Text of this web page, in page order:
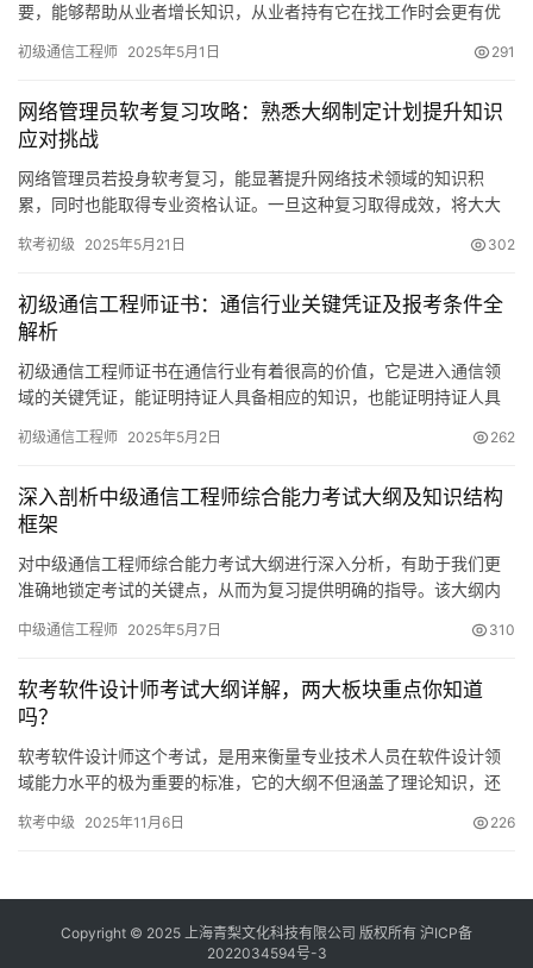
要，能够帮助从业者增长知识，从业者持有它在找工作时会更有优
初级通信工程师 2025年5月1日 291
网络管理员软考复习攻略：熟悉大纲制定计划提升知识
应对挑战
网络管理员若投身软考复习，能显著提升网络技术领域的知识积
累，同时也能取得专业资格认证。一旦这种复习取得成效，将大大
下来
软考初级 2025年5月21日 302
初级通信工程师证书：通信行业关键凭证及报考条件全
解析
初级通信工程师证书在通信行业有着很高的价值，它是进入通信领
域的关键凭证，能证明持证人具备相应的知识，也能证明持证人具
初级通信工程师 2025年5月2日 262
深入剖析中级通信工程师综合能力考试大纲及知识结构
框架
对中级通信工程师综合能力考试大纲进行深入分析，有助于我们更
准确地锁定考试的关键点，从而为复习提供明确的指导。该大纲内
中级通信工程师 2025年5月7日 310
软考软件设计师考试大纲详解，两大板块重点你知道
吗？
软考软件设计师这个考试，是用来衡量专业技术人员在软件设计领
域能力水平的极为重要的标准，它的大纲不但涵盖了理论知识，还
软考中级 2025年11月6日 226
Copyright © 2025 上海青梨文化科技有限公司 版权所有 沪ICP备
2022034594号-3